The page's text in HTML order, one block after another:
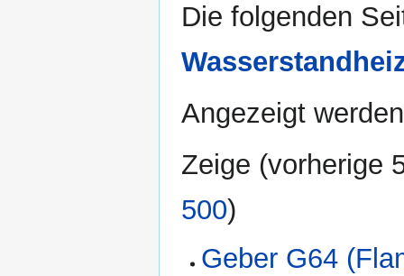
Die folgenden
Angezeigt
Zeige (vorherige
500)
Geber G64